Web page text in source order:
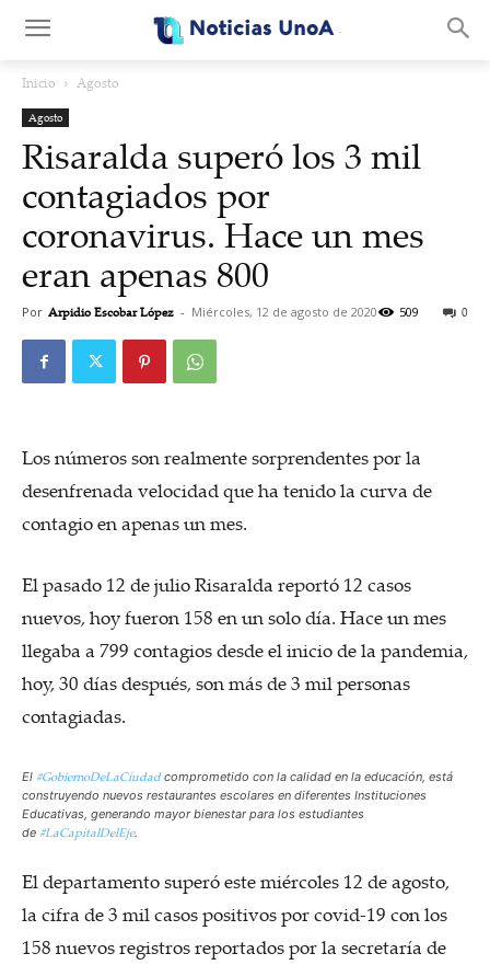
Inicio Agosto
Agosto
Risaralda superó los 3 mil
contagiados por
coronavirus. Hace un mes
eran apenas 800
Por Arpidio Escobar López - Miércoles, 12 de agosto de 2020 0
509
Los números son realmente sorprendentes por la
desenfrenada velocidad que ha tenido la curva de
contagio en apenas un mes.
El pasado 12 de julio Risaralda reportó 12 casos
nuevos, hoy fueron 158 en un solo día. Hace un mes
llegaba a 799 contagios desde el inicio de la pandemia,
hoy, 30 días después, son más de 3 mil personas
contagiadas.
El #GobiernoDeLaCiudadcomprometido con la calidad en la educación, está
construyendo nuevos restaurantes escolares en diferentes Instituciones
Educativas, generando mayor bienestar para los estudiantes
de #LaCapitalDelEje.
El departamento superó este miércoles 12 de agosto,
la cifra de 3 mil casos positivos por covid-19 con los
158 nuevos registros reportados por la secretaría de